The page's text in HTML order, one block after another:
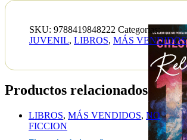
SKU: 9788419848222 Categorías:
JUVENIL, LIBROS, MÁS VENDIDOS
Productos relacionados
LIBROS, MÁS VENDIDOS, NO
FICCION